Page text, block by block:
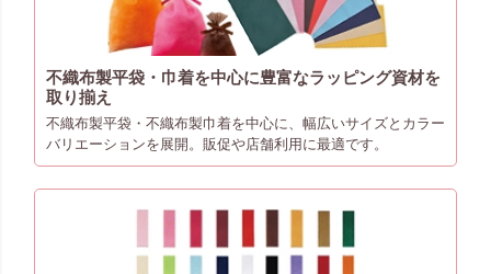
不織布製平袋・巾着を中心に豊富なラッピング資材を
取り揃え
不織布製平袋・不織布製巾着を中心に、幅広いサイズとカラー
バリエーションを展開。販促や店舗利用に最適です。